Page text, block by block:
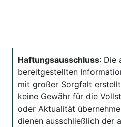
Haftungsausschluss: Die
bereitgestellten
mit großer Sorgfalt
keine Gewähr für die
oder Aktualität
dienen ausschließlich der